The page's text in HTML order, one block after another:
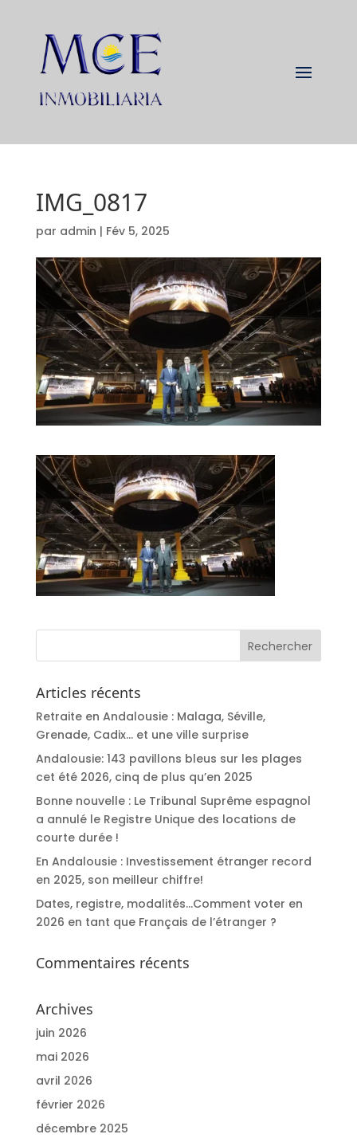
IMG_0817
par admin | Fév 5, 2025
Articles récents
Retraite en Andalousie : Malaga, Séville,
Grenade, Cadix… et une ville surprise
Andalousie: 143 pavillons bleus sur les plages
cet été 2026, cinq de plus qu’en 2025
Bonne nouvelle : Le Tribunal Suprême espagnol
a annulé le Registre Unique des locations de
courte durée !
En Andalousie : Investissement étranger record
en 2025, son meilleur chiffre!
Dates, registre, modalités…Comment voter en
2026 en tant que Français de l’étranger ?
Commentaires récents
Archives
juin 2026
mai 2026
avril 2026
février 2026
décembre 2025